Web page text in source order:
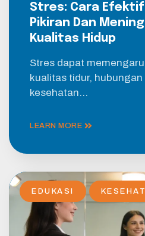
Stres: Cara
Pikiran Dan
Kualitas Hidup
Stres dapat
kualitas tidur,
kesehatan…
LEARN MORE
EDUKASI